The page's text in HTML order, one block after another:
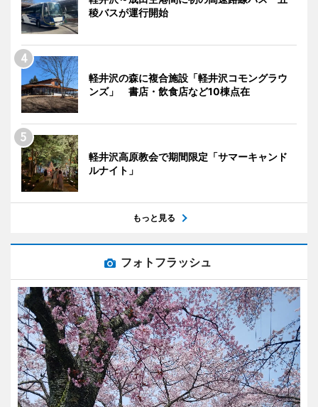
稜バスが運行開始
軽井沢の森に複合施設「軽井沢コモングラウ
ンズ」 書店・飲食店など10棟点在
軽井沢高原教会で期間限定「サマーキャンド
ルナイト」
もっと見る
フォトフラッシュ